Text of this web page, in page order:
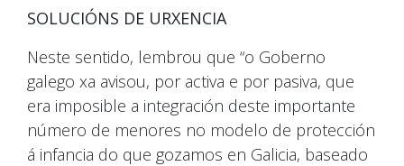
SOLUCIÓNS DE URXENCIA
Neste sentido, lembrou que “o Goberno
galego xa avisou, por activa e por pasiva, que
era imposible a integración deste importante
número de menores no modelo de protección
á infancia do que gozamos en Galicia, baseado